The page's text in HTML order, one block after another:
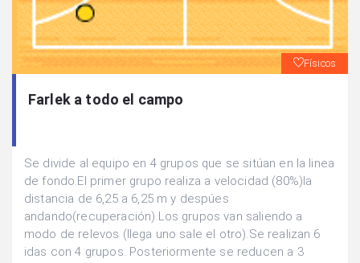
Físicos
Farlek a todo el campo
Se divide al equipo en 4 grupos que se sitúan en la linea
de fondo.El primer grupo realiza a velocidad (80%)la
distancia de 6,25 a 6,25 m y despúes
andando(recuperación).Los grupos van saliendo a
modo de relevos (llega uno sale el otro).Se realizan 6
idas con 4 grupos. Posteriormente se reducen a 3